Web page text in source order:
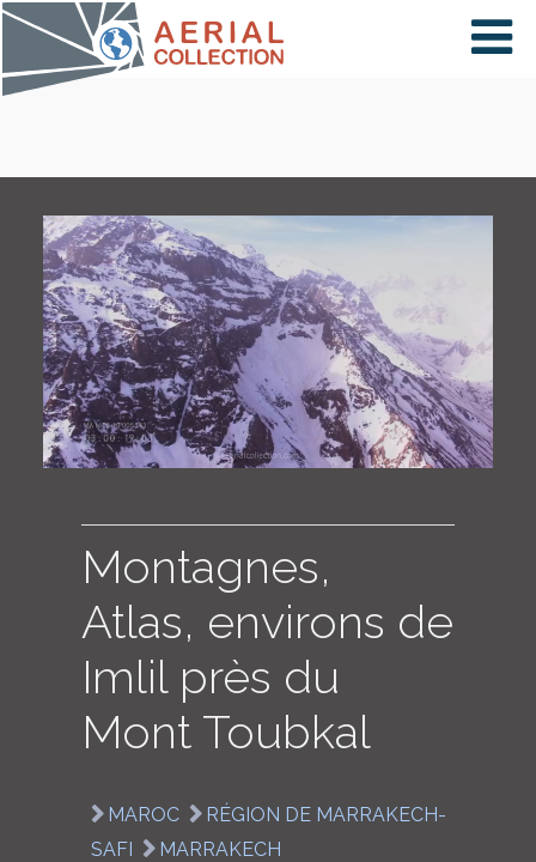
×
PAYS
CARTE
COLLECTIONS
ENGLISH
Montagnes,
Atlas, environs de
Imlil près du
Mont Toubkal
MAROC
RÉGION DE MARRAKECH-
SAFI
MARRAKECH